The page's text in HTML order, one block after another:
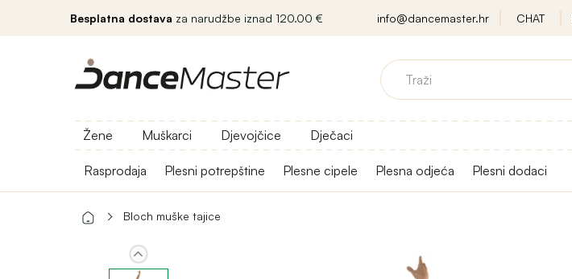
Besplatna dostava za narudžbe iznad 120.00 € info@dancemaster.hr CHAT
Žene Muškarci Djevojčice Dječaci
Rasprodaja Plesni potrepštine Plesne cipele Plesna odjeća Plesni dodaci
Bloch muške tajice